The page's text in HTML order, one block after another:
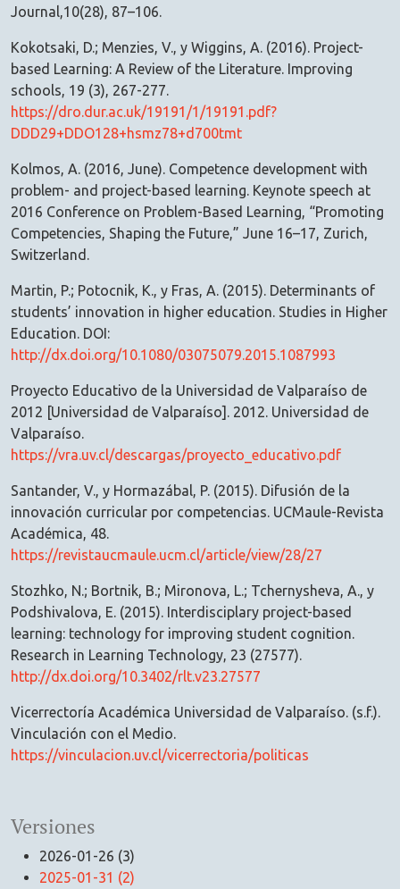
Versiones
2026-01-26 (3)
2025-01-31 (2)
Journal,10(28), 87–106.
Kokotsaki, D.; Menzies, V., y Wiggins, A. (2016). Project-
based Learning: A Review of the Literature. Improving
schools, 19 (3), 267-277.
https://dro.dur.ac.uk/19191/1/19191.pdf?
DDD29+DDO128+hsmz78+d700tmt
Kolmos, A. (2016, June). Competence development with
problem- and project-based learning. Keynote speech at
2016 Conference on Problem-Based Learning, “Promoting
Competencies, Shaping the Future,” June 16–17, Zurich,
Switzerland.
Martin, P.; Potocnik, K., y Fras, A. (2015). Determinants of
students’ innovation in higher education. Studies in Higher
Education. DOI:
http://dx.doi.org/10.1080/03075079.2015.1087993
Proyecto Educativo de la Universidad de Valparaíso de
2012 [Universidad de Valparaíso]. 2012. Universidad de
Valparaíso.
https://vra.uv.cl/descargas/proyecto_educativo.pdf
Santander, V., y Hormazábal, P. (2015). Difusión de la
innovación curricular por competencias. UCMaule-Revista
Académica, 48.
https://revistaucmaule.ucm.cl/article/view/28/27
Stozhko, N.; Bortnik, B.; Mironova, L.; Tchernysheva, A., y
Podshivalova, E. (2015). Interdisciplary project-based
learning: technology for improving student cognition.
Research in Learning Technology, 23 (27577).
http://dx.doi.org/10.3402/rlt.v23.27577
Vicerrectoría Académica Universidad de Valparaíso. (s.f.).
Vinculación con el Medio.
https://vinculacion.uv.cl/vicerrectoria/politicas